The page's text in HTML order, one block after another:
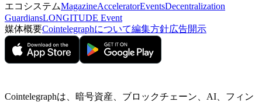
エコシステムMagazineAcceleratorEventsDecentralization
GuardiansLONGITUDE Event
媒体概要Cointelegraphについて編集方針広告開示
Cointelegraphは、暗号資産、ブロックチェーン、AI、フィン